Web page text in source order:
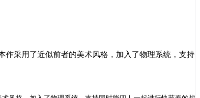
作采用了近似前者的美术风格，加入了物理系统，支持